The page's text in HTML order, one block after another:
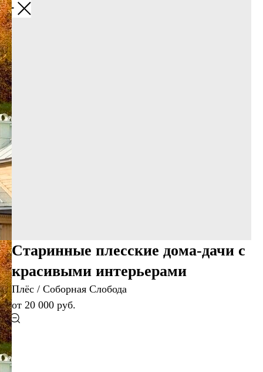
Назад
Старинные плесские дома-дачи с
красивыми интерьерами
Плёс / Соборная Слобода
от 20 000 руб.